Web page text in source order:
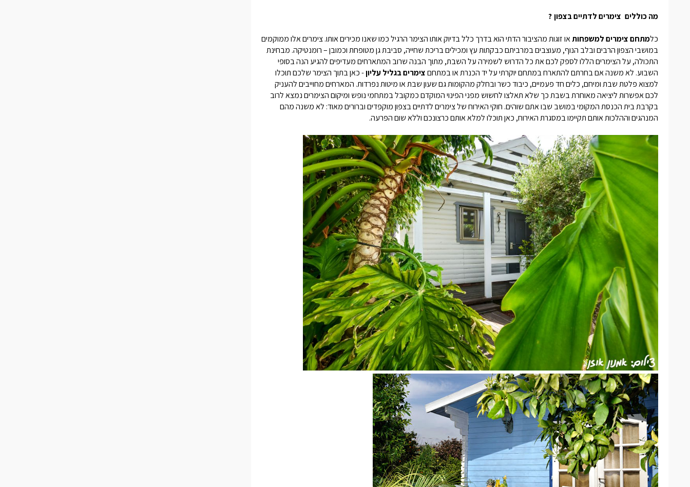
מה כוללים צימרים לדתיים בצפון?
כלמתחם צימרים למשפחותאו זוגות מהציבור הדתי הוא בדרך כלל בדיוק אותו הצימר הרגיל כמו שאנו מכירים אותו. צימרים אלו ממוקמים
במושבי הצפון הרבים ובלב הנוף, מעוצבים במרביתם כבקתות עץ ומכילים בריכת שחייה, סביבת גן מטופחת וכמובן – רומנטיקה. מבחינת
התכולה, על הצימרים הללו לספק לכם את כל הדרוש לשמירה על השבת, מתוך הבנה שרוב המתארחים מעדיפים להגיע הנה בסופי
השבוע. לא משנה אם בחרתם להתארח במתחם יוקרתי על יד הכנרת או במתחםצימרים בגליל עליון- כאן בתוך הצימר שלכם תוכלו
למצוא פלטת שבת ומיחם, כלים חד פעמיים, כיבוד כשר ובחלק מהקומות גם שעון שבת או מיטות נפרדות. המארחים מחוייבים להעניק
לכם אפשרות ליציאה מאוחרת בשבת כך שלא תאלצו לחשוש מפני הפינוי המוקדם כמקובל במתחמי נופש ומיקום הצימרים נמצא לרוב
בקרבת בית הכנסת המקומי במושב שבו אתם שוהים. חוקי האירוח שלצימרים לדתיים בצפוןמוקפדים וברורים מאוד: לא משנה מהם
המנהגים וההלכות אותם תקיימו במסגרת האירוח, כאן תוכלו למלא אותם כרצונכם וללא שום הפרעה.